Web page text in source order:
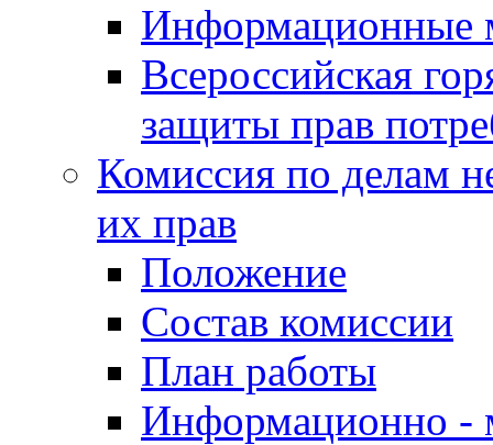
Информационные
Всероссийская
защиты прав
Комиссия по делам
их прав
Положение
Состав комиссии
План работы
Информационно -